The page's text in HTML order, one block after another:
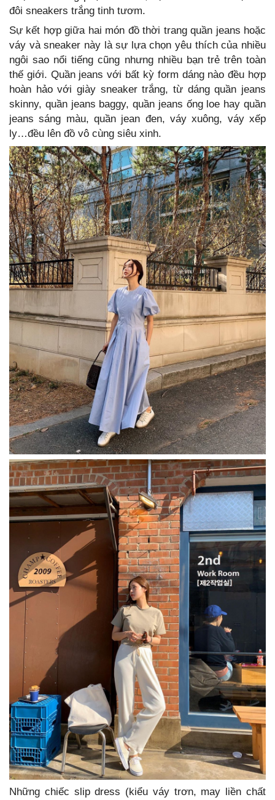
đôi sneakers trắng tinh tươm.
Sự kết hợp giữa hai món đồ thời trang quần jeans hoặc
váy và sneaker này là sự lựa chọn yêu thích của nhiều
ngôi sao nổi tiếng cũng nhưng nhiều bạn trẻ trên toàn
thế giới. Quần jeans với bất kỳ form dáng nào đều hợp
hoàn hảo với giày sneaker trắng, từ dáng quần jeans
skinny, quần jeans baggy, quần jeans ống loe hay quần
jeans sáng màu, quần jean đen, váy xuông, váy xếp
ly…đều lên đồ vô cùng siêu xinh.
Những chiếc slip dress (kiểu váy trơn, may liền chất